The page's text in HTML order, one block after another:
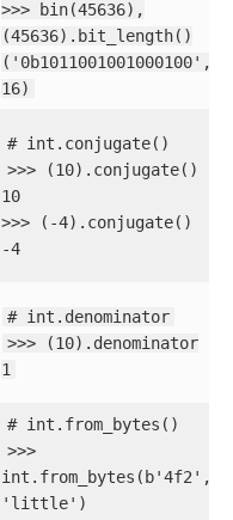
>>> bin(45636),
(45636).bit_length()
('0b1011001001000100',
16)
# int.conjugate()
>>> (10).conjugate()
10
>>> (-4).conjugate()
-4
# int.denominator
>>> (10).denominator
1
# int.from_bytes()
>>>
int.from_bytes(b'4f2',
'little')